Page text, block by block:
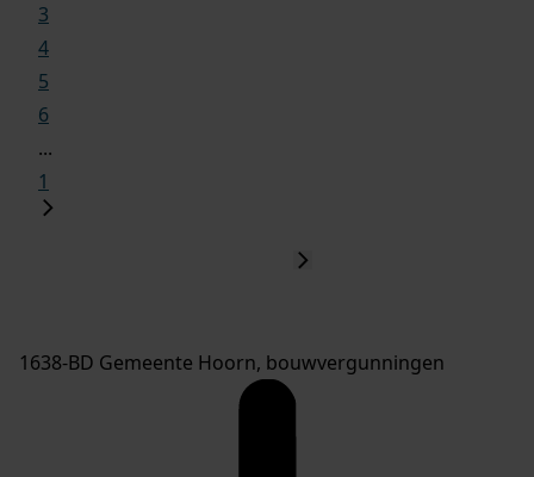
3
4
5
6
...
1
1638-BD Gemeente Hoorn, bouwvergunningen